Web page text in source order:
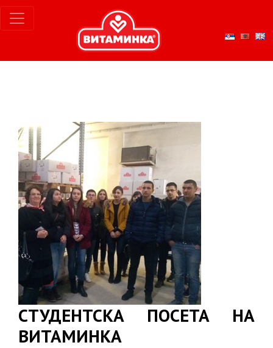
СТУДЕНТСКА ПОСЕТА НА
ВИТАМИНКА